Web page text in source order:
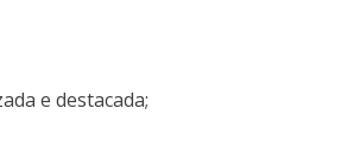
e destacada;